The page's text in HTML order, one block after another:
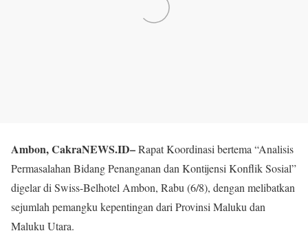
Ambon, CakraNEWS.ID–Rapat Koordinasi bertema “Analisis
Permasalahan Bidang Penanganan dan Kontijensi Konflik Sosial”
digelar di Swiss-Belhotel Ambon, Rabu (6/8), dengan melibatkan
sejumlah pemangku kepentingan dari Provinsi Maluku dan
Maluku Utara.